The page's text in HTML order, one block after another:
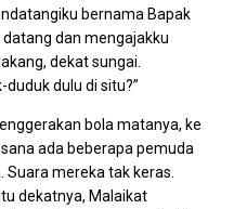
bernama Bapak
datang dan mengajakku
dekat sungai.
dulu di situ?”
bola matanya, ke
ada beberapa pemuda
mereka tak keras.
dekatnya, Malaikat